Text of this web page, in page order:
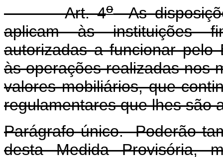
Art. 4oAs
aplicam às instituições
autorizadas a funcionar
às operações realizadas nos
valores mobiliários, que
regulamentares que lhes são
Parágrafo único. Poderão
desta Medida Provisória,